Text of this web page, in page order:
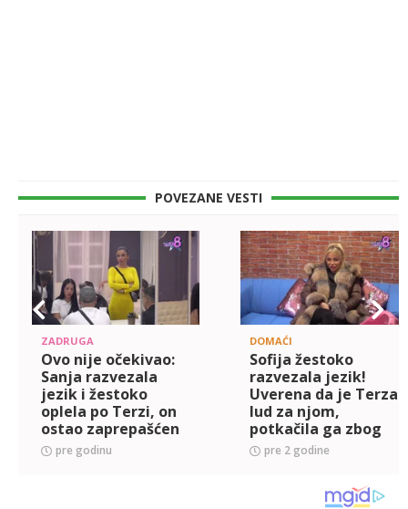
POVEZANE VESTI
ZADRUGA
Ovo nije očekivao:
Sanja razvezala
jezik i žestoko
oplela po Terzi, on
ostao zaprepašćen
zbog njenog
blaćenja! (VIDEO)
pre godinu
DOMAĆI
Sofija žestoko
razvezala jezik!
Uverena da je Terza
lud za njom,
potkačila ga zbog
odluke da ispoštuje
trudnu Milicu: Kao
prevarila... (V
pre 2 godine